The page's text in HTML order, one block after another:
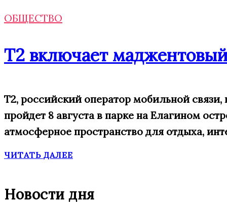
ОБЩЕСТВО
Т2 включает
Т2, российский оператор мобильной
пройдет 8 августа в парке на Елагином
атмосферное пространство для отдыха,
ЧИТАТЬ ДАЛЕЕ
Новости дня